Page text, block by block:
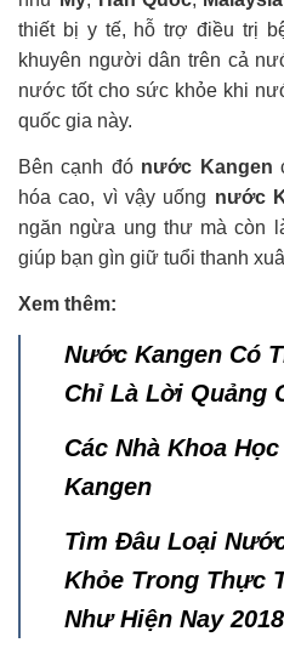
thiết bị y tế, hỗ trợ điều trị
khuyên người dân trên cả
nước tốt cho sức khỏe khi
quốc gia này.
Bên cạnh đó nước Kangen
hóa cao, vì vậy uống nước
ngăn ngừa ung thư mà còn
giúp bạn gìn giữ tuổi thanh
Xem thêm:
Nước Kangen Có
Chỉ Là Lời Quảng
Các Nhà Khoa
Kangen
Tìm Đâu Loại
Khỏe Trong Thực
Như Hiện Nay